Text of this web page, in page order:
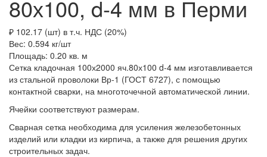
80х100, d-4 мм в Перми
₽ 102.17 (шт) в т.ч. НДС (20%)
Вес: 0.594 кг/шт
Площадь: 0.20 кв. м
Сетка кладочная 100х2000 яч.80х100 d-4 мм изготавливается
из стальной проволоки Вр-1 (ГОСТ 6727), с помощью
контактной сварки, на многоточечной автоматической линии.
Ячейки соответствуют размерам.
Сварная сетка необходима для усиления железобетонных
изделий или кладки из кирпича, а также для решения других
строительных задач.